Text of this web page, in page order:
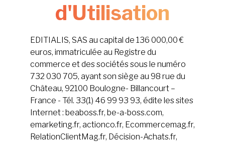
d'Utilisation
EDITIALIS, SAS au capital de 136 000,00 €
euros, immatriculée au Registre du
commerce et des sociétés sous le numéro
732 030 705, ayant son siège au 98 rue du
Château, 92100 Boulogne- Billancourt –
France - Tél. 33(1) 46 99 93 93, édite les sites
Internet : beaboss.fr, be-a-boss.com,
emarketing.fr, actionco.fr, Ecommercemag.fr,
RelationClientMag.fr, Décision-Achats.fr,